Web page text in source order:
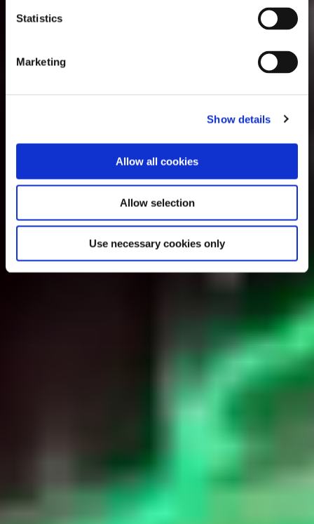
Statistics
Marketing
Show details
Allow all cookies
Allow selection
Use necessary cookies only